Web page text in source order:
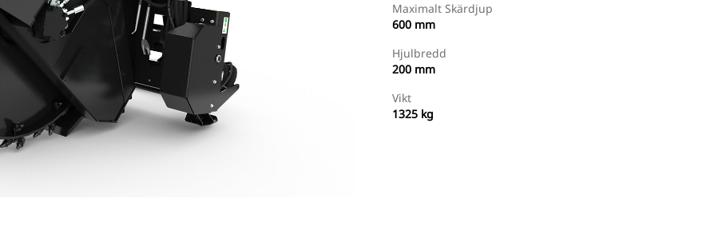
Maximalt Skärdjup
600 mm
Hjulbredd
200 mm
Vikt
1325 kg